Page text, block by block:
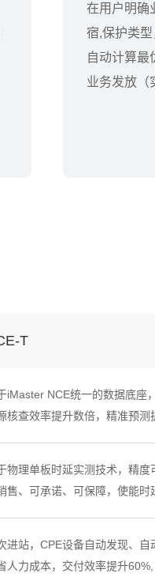
在用户明确
宿,保护类型
自动计算最
业务发放（
T
iMaster NCE统一的数据底座
核查效率提升数倍，精准预
物理单板时延实测技术，精度
售、可承诺、可保障，使能时
进站，CPE设备自动发现、自
人力成本，交付效率提升